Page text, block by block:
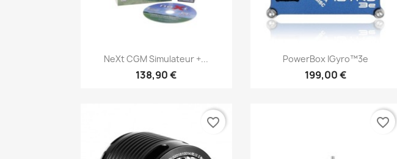
Aperçu rapide
NeXt CGM Simulateur +...
138,90 €
Aperçu rapide
PowerBox IGyro™3e
199,00 €
favorite_border favorite_border